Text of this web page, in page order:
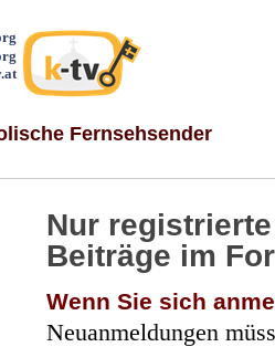
Fernsehsender
Nur
Beiträge im
Wenn Sie sich
Neuanmeldungen